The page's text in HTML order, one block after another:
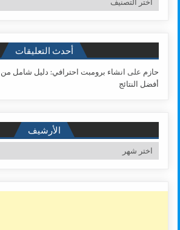
أحدث التعليقات
حازم على انشاء برومبت احترافي: دليل شامل
أفضل النتائج
الأرشيف
الأرشيف